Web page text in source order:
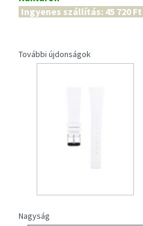
Ingyenes szállítás: 45 720 Ft
További újdonságok
Nagyság